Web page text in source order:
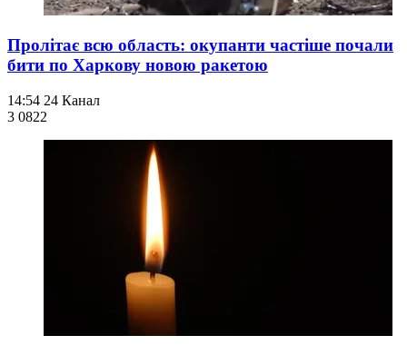
Пролітає всю область: окупанти частіше почали
бити по Харкову новою ракетою
14:54 24 Канал
3 0822